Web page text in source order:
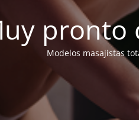
pronto
Modelos masajistas